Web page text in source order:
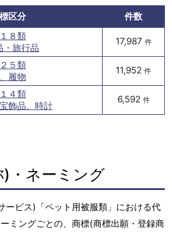
区分
件数
８類
・旅行品
17,987 件
５類
履物
11,952 件
４類
飾品、時計
6,592 件
)・ネーミング
ービス)「ペット用被服類」における代
ミングごとの、商標(商標出願・登録商